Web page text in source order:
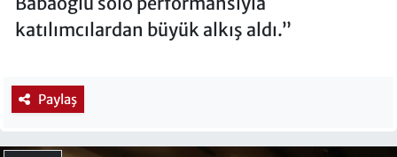
katılımcılardan büyük alkış aldı.”
Paylaş